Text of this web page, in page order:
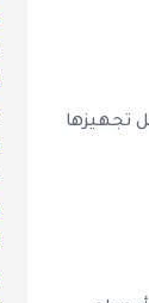
لمدة ساعتين إلى 3 ساعات(يفضل تجهيزها